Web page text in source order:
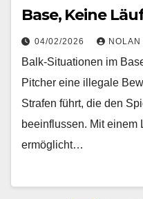
Base, Keine
04/02/2026 NOLAN
Balk-Situationen im
Pitcher eine illegale
Strafen führt, die den
beeinflussen. Mit einem
ermöglicht…